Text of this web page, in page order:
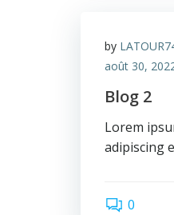
by
août 30,
Blog 2
Lorem
adipiscing
0